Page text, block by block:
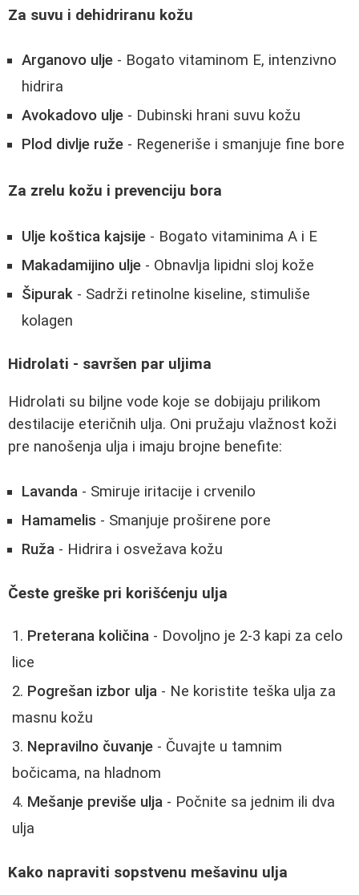
Za suvu i dehidriranu kožu
Arganovo ulje - Bogato vitaminom E, intenzivno
hidrira
Avokadovo ulje - Dubinski hrani suvu kožu
Plod divlje ruže - Regeneriše i smanjuje fine bore
Za zrelu kožu i prevenciju bora
Ulje koštica kajsije - Bogato vitaminima A i E
Makadamijino ulje - Obnavlja lipidni sloj kože
Šipurak - Sadrži retinolne kiseline, stimuliše
kolagen
Hidrolati - savršen par uljima
Hidrolati su biljne vode koje se dobijaju prilikom
destilacije eteričnih ulja. Oni pružaju vlažnost koži
pre nanošenja ulja i imaju brojne benefite:
Lavanda - Smiruje iritacije i crvenilo
Hamamelis - Smanjuje proširene pore
Ruža - Hidrira i osvežava kožu
Česte greške pri korišćenju ulja
Preterana količina - Dovoljno je 2-3 kapi za celo
lice
Pogrešan izbor ulja - Ne koristite teška ulja za
masnu kožu
Nepravilno čuvanje - Čuvajte u tamnim
bočicama, na hladnom
Mešanje previše ulja - Počnite sa jednim ili dva
ulja
Kako napraviti sopstvenu mešavinu ulja